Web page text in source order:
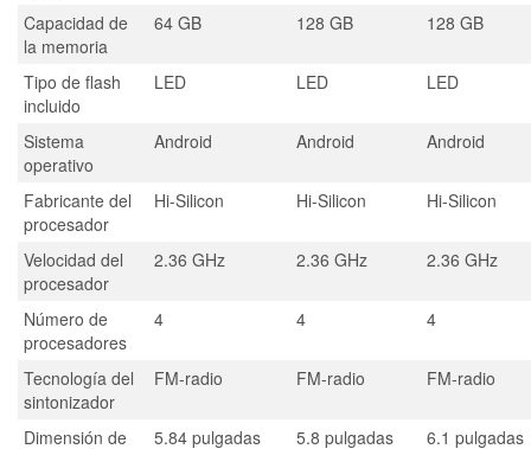
Capacidad de
la memoria
64 GB 128 GB 128 GB
Tipo de flash
incluido
LED LED LED
Sistema
operativo
Android Android Android
Fabricante del
procesador
Hi-Silicon Hi-Silicon Hi-Silicon
Velocidad del
procesador
2.36 GHz 2.36 GHz 2.36 GHz
Número de
procesadores
4 4 4
Tecnología del
sintonizador
FM-radio FM-radio FM-radio
Dimensión de
5.84 pulgadas 5.8 pulgadas 6.1 pulgadas